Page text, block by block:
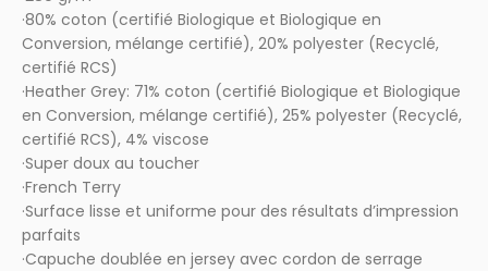
·80% coton (certifié Biologique et Biologique en
Conversion, mélange certifié), 20% polyester (Recyclé,
certifié RCS)
·Heather Grey: 71% coton (certifié Biologique et Biologique
en Conversion, mélange certifié), 25% polyester (Recyclé,
certifié RCS), 4% viscose
·Super doux au toucher
·French Terry
·Surface lisse et uniforme pour des résultats d’impression
parfaits
·Capuche doublée en jersey avec cordon de serrage